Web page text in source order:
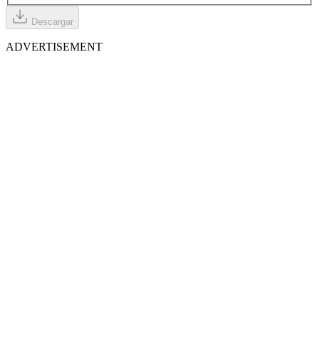
Descargar
ADVERTISEMENT